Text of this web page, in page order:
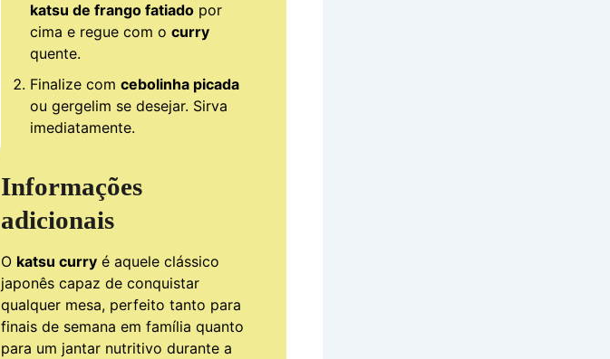
katsu de frango fatiado por
cima e regue com o curry
quente.
Finalize com cebolinha picada
ou gergelim se desejar. Sirva
imediatamente.
Informações
adicionais
O katsu curry é aquele clássico
japonês capaz de conquistar
qualquer mesa, perfeito tanto para
finais de semana em família quanto
para um jantar nutritivo durante a